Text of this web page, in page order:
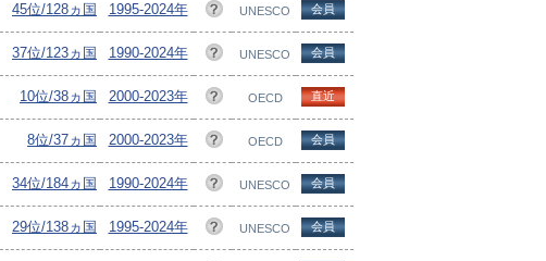
45位/128ヵ国 1995-2024年 UNESCO 会員
37位/123ヵ国 1990-2024年 UNESCO 会員
10位/38ヵ国 2000-2023年 OECD 直近
8位/37ヵ国 2000-2023年 OECD 会員
34位/184ヵ国 1990-2024年 UNESCO 会員
29位/138ヵ国 1995-2024年 UNESCO 会員